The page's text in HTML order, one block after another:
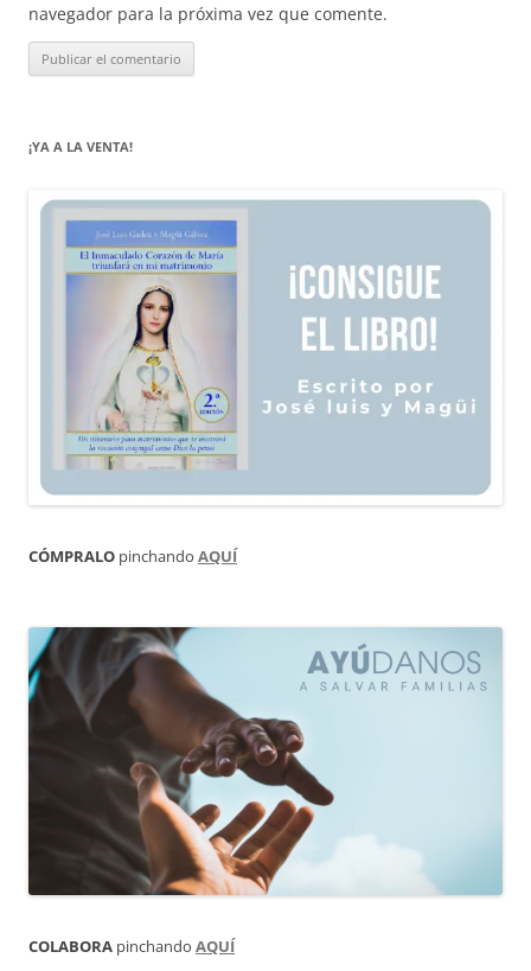
navegador para la próxima vez que comente.
¡YA A LA VENTA!
CÓMPRALO pinchando AQUÍ
COLABORA pinchando AQUÍ